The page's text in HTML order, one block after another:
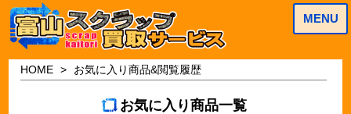
MENU
HOME お気に入り商品&閲覧履歴
お気に入り商品一覧